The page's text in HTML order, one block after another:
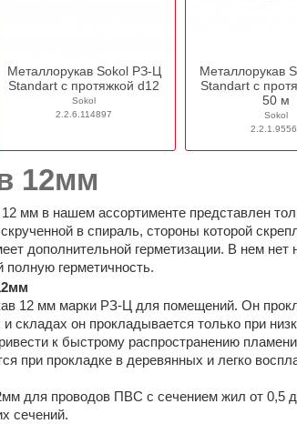
Металлорукав Sokol РЗ-Ц
Standart c протяжкой d12
Sokol
2.2.6.114897
Металлорукав
Standart c
50 м
Sokol
12мм
мм в нашем ассортименте представлен
в спираль, стороны которой
дополнительной герметизации. В нем
герметичность.
12 мм марки РЗ-Ц для помещений. Он
складах он прокладывается только при
к быстрому распространению
при прокладке в деревянных и легко
для проводов ПВС с сечением жил от
сечений.